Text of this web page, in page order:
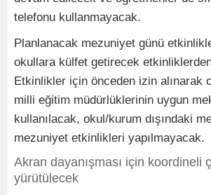
telefonu kullanmayacak.
Planlanacak mezuniyet günü
okullara külfet getirecek
Etkinlikler için önceden izin alınarak
milli eğitim müdürlüklerinin uygun
kullanılacak, okul/kurum dışındaki
mezuniyet etkinlikleri yapılmayacak.
Akran dayanışması için koordineli
yürütülecek